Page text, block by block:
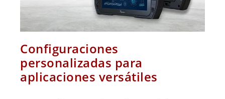
Configuraciones
personalizadas para
aplicaciones versátiles